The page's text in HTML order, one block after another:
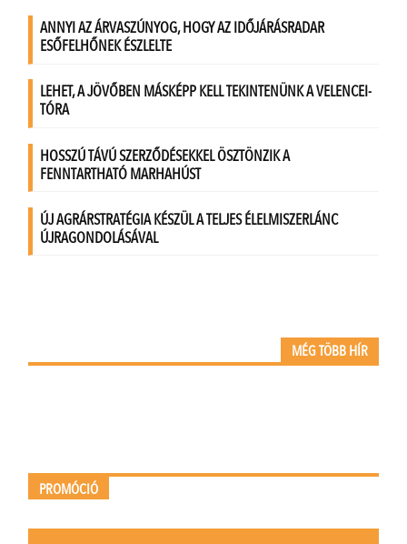
MÉG TÖBB HÍR
PROMÓCIÓ